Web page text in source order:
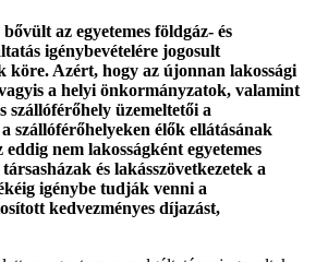
az egyetemes földgáz- és
igénybevételére jogosult
Azért, hogy az újonnan lakossági
a helyi önkormányzatok, valamint
szállóférőhely üzemeltetői a
szállóférőhelyeken élők ellátásának
nem lakosságként egyetemes
és lakásszövetkezetek a
igénybe tudják venni a
kedvezményes díjazást,